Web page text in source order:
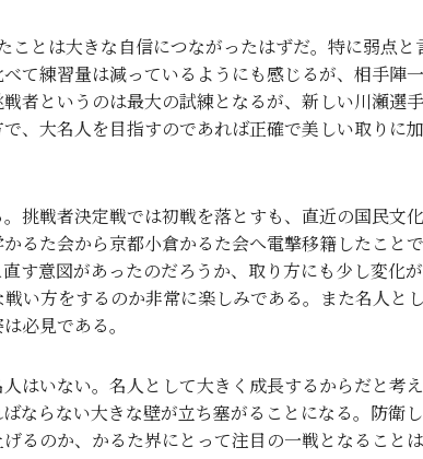
とは大きな自信につながったはずだ。特に弱点と
て練習量は減っているようにも感じるが、相手陣
者というのは最大の試練となるが、新しい川瀬選
、大名人を目指すのであれば正確で美しい取りに
挑戦者決定戦では初戦を落とすも、直近の国民文
るた会から京都小倉かるた会へ電撃移籍したこと
す意図があったのだろうか、取り方にも少し変化
い方をするのか非常に楽しみである。また名人と
必見である。
はいない。名人として大きく成長するからだと考
ならない大きな壁が立ち塞がることになる。防衛
のか、かるた界にとって注目の一戦となることは